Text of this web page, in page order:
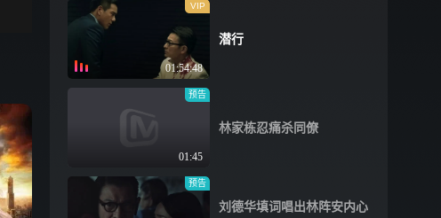
01:54:48
VIP
潜行
01:45
预告
林家栋忍痛杀同僚
预告
刘德华填词唱出林阵安内心